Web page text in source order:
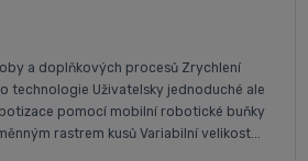
a doplňkových procesů Zrychlení
technologie Uživatelsky jednoduché ale
pomocí mobilní robotické buňky
rastrem kusů Variabilní velikost...